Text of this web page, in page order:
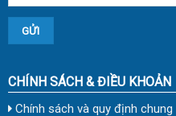
CHÍNH SÁCH & ĐIỀU KHOẢN
Chính sách và quy định chung